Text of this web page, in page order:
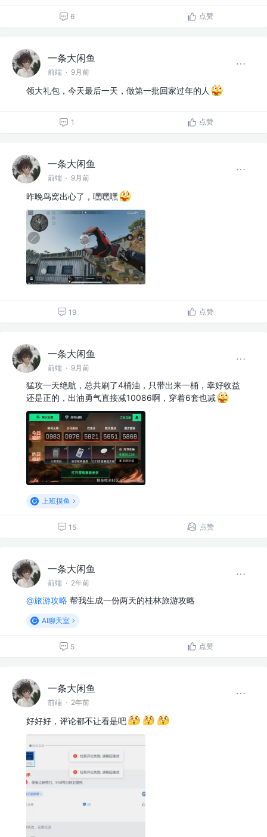
6 点赞
一条大闲鱼
前端 · 9月前
领大礼包，今天最后一天，做第一批回家过年的人
1 点赞
一条大闲鱼
前端 · 9月前
昨晚鸟窝出心了，嘿嘿嘿
19 点赞
一条大闲鱼
前端 · 9月前
猛攻一天绝航，总共刷了4桶油，只带出来一桶，幸好收益
还是正的，出油勇气直接减10086啊，穿着6套也减
上班摸鱼
15 点赞
一条大闲鱼
前端 · 2年前
@旅游攻略 帮我生成一份两天的桂林旅游攻略
AI聊天室
5 点赞
一条大闲鱼
前端 · 2年前
好好好，评论都不让看是吧